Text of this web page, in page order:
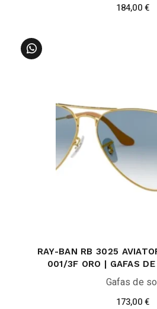
184,00€
RAY-BAN RB 3025
001/3F ORO | GAFAS
Gafas de
173,00€